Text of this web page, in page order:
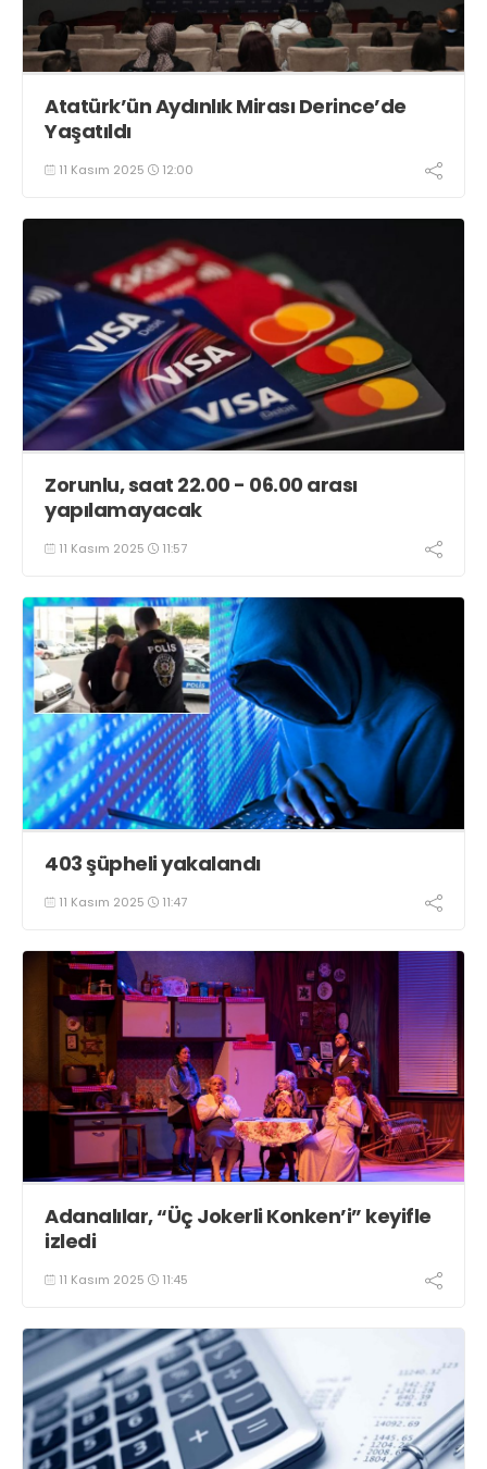
Atatürk’ün Aydınlık Mirası Derince’de
Yaşatıldı
11 Kasım 2025 12:00
Zorunlu, saat 22.00 - 06.00 arası
yapılamayacak
11 Kasım 2025 11:57
403 şüpheli yakalandı
11 Kasım 2025 11:47
Adanalılar, “Üç Jokerli Konken’i” keyifle
izledi
11 Kasım 2025 11:45